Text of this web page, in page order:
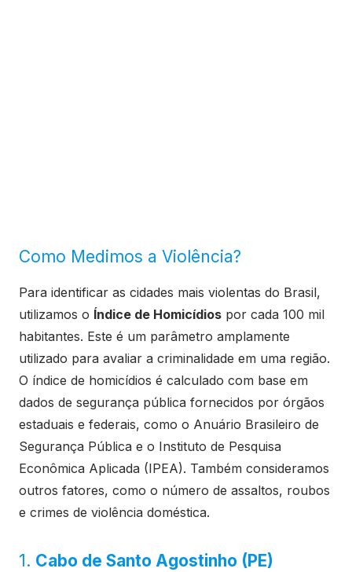
Como Medimos a Violência?
Para identificar as cidades mais violentas do Brasil,
utilizamos o Índice de Homicídios por cada 100 mil
habitantes. Este é um parâmetro amplamente
utilizado para avaliar a criminalidade em uma região.
O índice de homicídios é calculado com base em
dados de segurança pública fornecidos por órgãos
estaduais e federais, como o Anuário Brasileiro de
Segurança Pública e o Instituto de Pesquisa
Econômica Aplicada (IPEA). Também consideramos
outros fatores, como o número de assaltos, roubos
e crimes de violência doméstica.
1. Cabo de Santo Agostinho (PE)